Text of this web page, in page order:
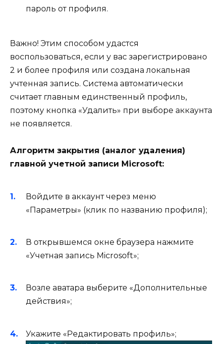
пароль от профиля.
Важно! Этим способом удастся
воспользоваться, если у вас зарегистрировано
2 и более профиля или создана локальная
учтенная запись. Система автоматически
считает главным единственный профиль,
поэтому кнопка «Удалить» при выборе аккаунта
не появляется.
Алгоритм закрытия (аналог удаления)
главной учетной записи Microsoft:
Войдите в аккаунт через меню
«Параметры» (клик по названию профиля);
В открывшемся окне браузера нажмите
«Учетная запись Microsoft»;
Возле аватара выберите «Дополнительные
действия»;
Укажите «Редактировать профиль»;